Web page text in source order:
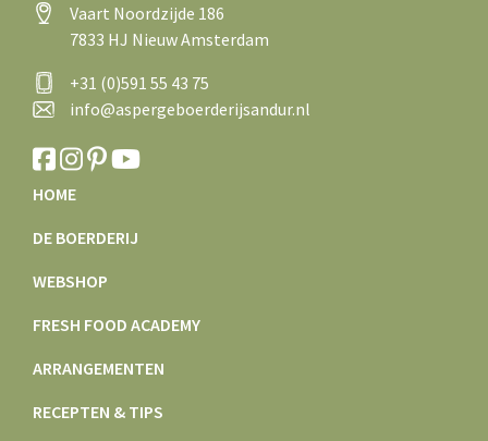
Vaart Noordzijde 186
7833 HJ Nieuw Amsterdam
+31 (0)591 55 43 75
info@aspergeboerderijsandur.nl
HOME
DE BOERDERIJ
WEBSHOP
FRESH FOOD ACADEMY
ARRANGEMENTEN
RECEPTEN & TIPS